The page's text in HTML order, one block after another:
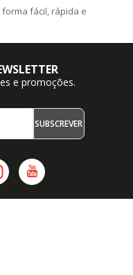
fácil, rápida e
e promoções.
SUBSCREVER